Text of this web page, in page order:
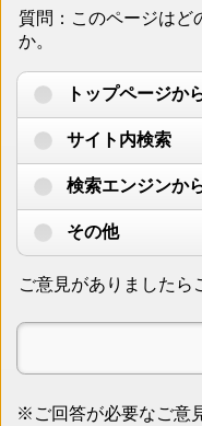
質問：このページはど
か。
トップページか
サイト内検索
検索エンジンか
その他
ご意見がありましたら
※ご回答が必要なご意